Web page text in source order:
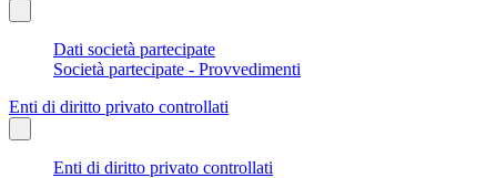
Dati società partecipate
Società partecipate - Provvedimenti
Enti di diritto privato controllati
Enti di diritto privato controllati